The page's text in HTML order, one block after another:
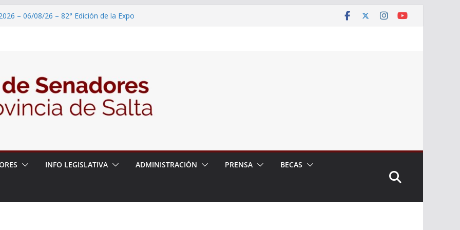
– 06/08/26 – 82° Edición de la Expo
– 06/08/26 – Presentación del libro
del Dr. Víctor Alfredo Frías
INFO LEGISLATIVA ADMINISTRACIÓN PRENSA BECAS